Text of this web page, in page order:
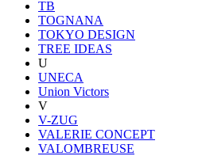
TB
TOGNANA
TOKYO DESIGN
TREE IDEAS
U
UNECA
Union Victors
V
V-ZUG
VALERIE CONCEPT
VALOMBREUSE